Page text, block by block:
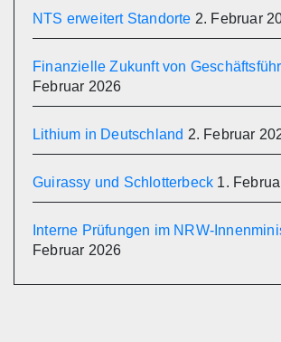
NTS erweitert Standorte 2. Februar
Finanzielle Zukunft von
Februar 2026
Lithium in Deutschland 2. Februar
Guirassy und Schlotterbeck 1.
Interne Prüfungen im NRW-
Februar 2026